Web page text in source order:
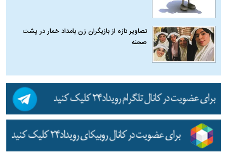
تصاویر تازه از بازیگران زن بامداد خمار در پشت
صحنه